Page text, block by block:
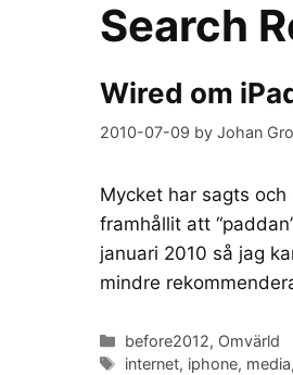
Search
Wired om
2010-07-09 by Johan
Mycket har sagts
framhållit att
januari 2010 så jag
mindre
Categories
before2012, Omvärld
Tags
internet, iphone, media,